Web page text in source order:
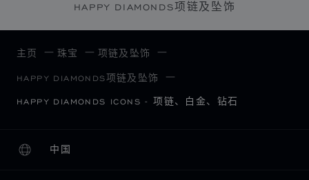
HAPPY DIAMONDS项链及坠饰
主页 珠宝 项链及坠饰
HAPPY DIAMONDS项链及坠饰
HAPPY DIAMONDS ICONS - 项链、白金、钻石
中国
本地化（更改国家/地区）
更改国家/地区